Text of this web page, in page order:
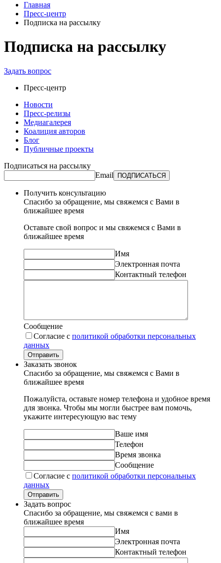
Главная
Пресс-центр
Подписка на рассылку
Подписка на рассылку
Задать вопрос
Пресс-центр
Новости
Пресс-релизы
Медиагалерея
Коалиция авторов
Блог
Публичные проекты
Подписаться на рассылку
Email
ПОДПИСАТЬСЯ
Получить консультацию
Спасибо за обращение, мы свяжемся с Вами в
ближайшее время
Оставьте свой вопрос и мы свяжемся с Вами в
ближайшее время
Имя
Электронная почта
Контактный телефон
Сообщение
Согласие с политикой обработки персональных
данных
Отправить
Заказать звонок
Спасибо за обращение, мы свяжемся с Вами в
ближайшее время
Пожалуйста, оставьте номер телефона и удобное время
для звонка. Чтобы мы могли быстрее вам помочь,
укажите интересующую вас тему
Ваше имя
Телефон
Время звонка
Сообщение
Согласие с политикой обработки персональных
данных
Отправить
Задать вопрос
Спасибо за обращение, мы свяжемся с вами в
ближайшее время
Имя
Электронная почта
Контактный телефон